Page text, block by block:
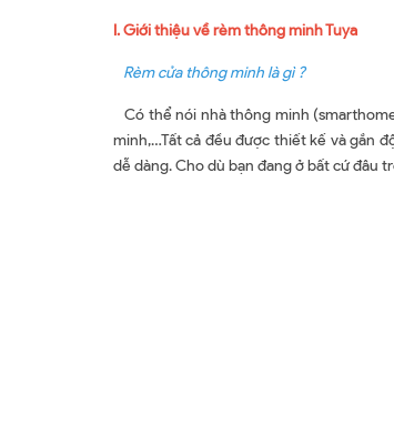
I. Giới thiệu về rèm thông minh Tuya
Rèm cửa thông minh là gì ?
Có thể nói nhà thông minh
minh,…Tất cả đều được thiết kế và gắn
dễ dàng. Cho dù bạn đang ở bất cứ đâu